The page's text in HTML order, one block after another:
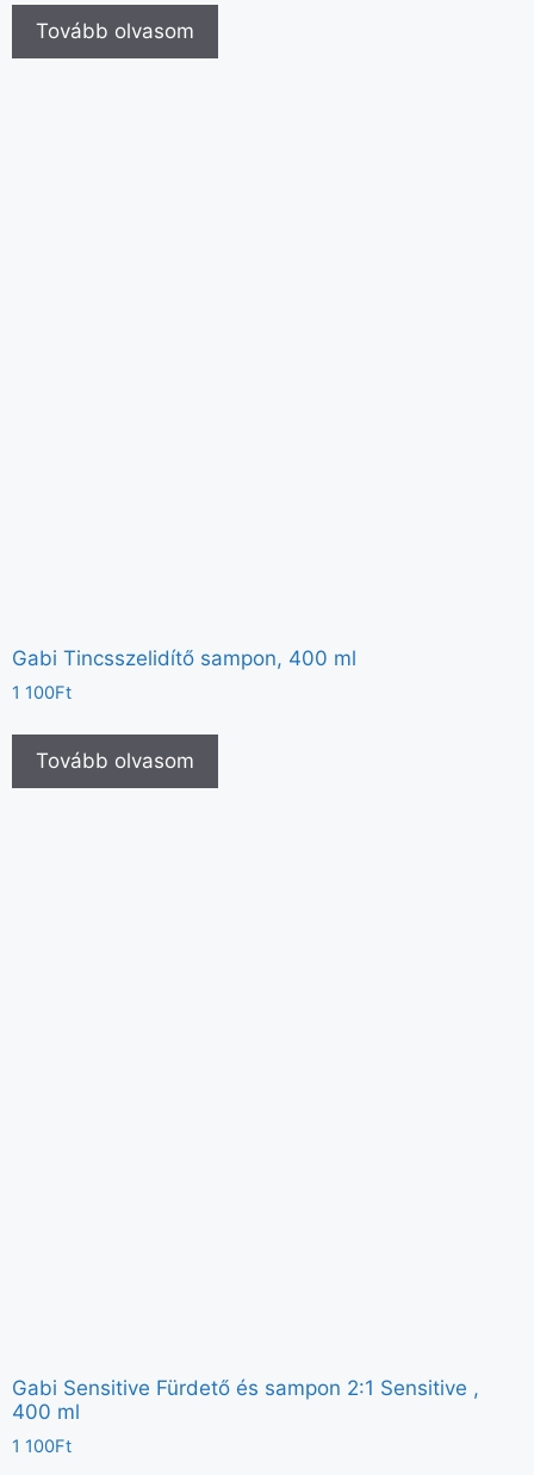
Tovább olvasom
Gabi Tincsszelidítő sampon, 400 ml
1 100Ft
Tovább olvasom
Gabi Sensitive Fürdető és sampon 2:1 Sensitive ,
400 ml
1 100Ft